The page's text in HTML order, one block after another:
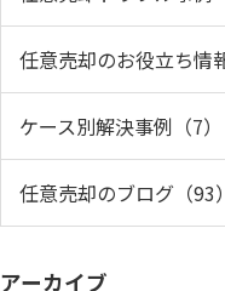
任意売却のお役立ち情
ケース別解決事例（7）
任意売却のブログ（93）
アーカイブ